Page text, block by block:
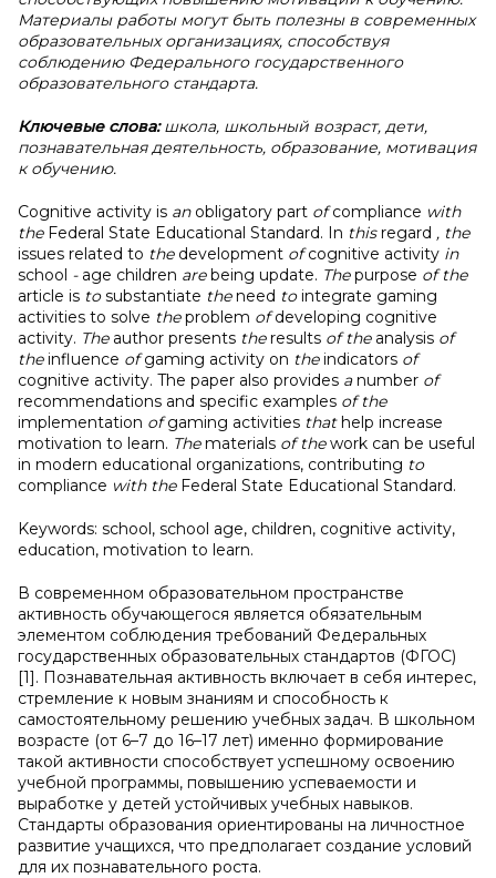
Материалы работы могут быть полезны в современных
образовательных организациях, способствуя
соблюдению Федерального государственного
образовательного стандарта.
Ключевые слова:школа, школьный возраст, дети,
познавательная деятельность, образование, мотивация
к обучению.
Cognitive activity is an obligatory part ofcompliance with
the Federal State Educational Standard. In thisregard , the
issues related to the development ofcognitive activity in
school - age children arebeing update. Thepurpose of the
article is tosubstantiate theneed tointegrate gaming
activities to solve theproblem ofdeveloping cognitive
activity. The author presents theresults of the analysis of
theinfluence ofgaming activity on theindicators of
cognitive activity. The paper also provides anumber of
recommendations and specific examples of the
implementation ofgaming activities thathelp increase
motivation to learn. Thematerials of thework can be useful
in modern educational organizations, contributing to
compliance with the Federal State Educational Standard.
Keywords: school, school age, children, cognitive activity,
education, motivation to learn.
В современном образовательном пространстве
активность обучающегося является обязательным
элементом соблюдения требований Федеральных
государственных образовательных стандартов (ФГОС)
[1]. Познавательная активность включает в себя интерес,
стремление к новым знаниям и способность к
самостоятельному решению учебных задач. В школьном
возрасте (от 6–7 до 16–17 лет) именно формирование
такой активности способствует успешному освоению
учебной программы, повышению успеваемости и
выработке у детей устойчивых учебных навыков.
Стандарты образования ориентированы на личностное
развитие учащихся, что предполагает создание условий
для их познавательного роста.